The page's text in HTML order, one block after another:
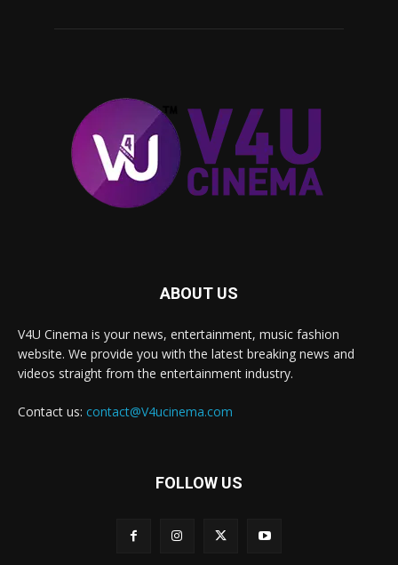
ABOUT US
V4U Cinema is your news, entertainment, music fashion
website. We provide you with the latest breaking news and
videos straight from the entertainment industry.
Contact us: contact@V4ucinema.com
FOLLOW US